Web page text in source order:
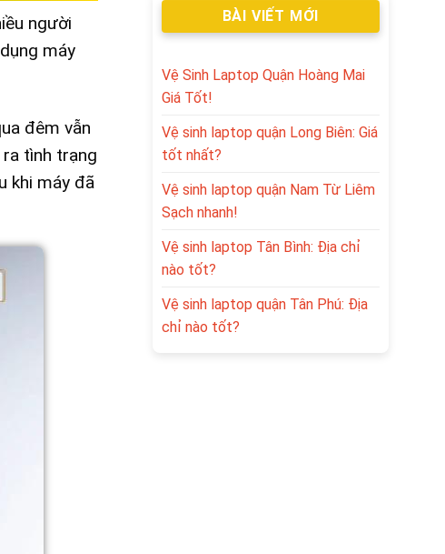
người
máy
đêm vẫn
tình trạng
khi máy đã
BÀI VIẾT MỚI
Vệ Sinh Laptop Quận Hoàng Mai
Giá Tốt!
Vệ sinh laptop quận Long Biên: Giá
tốt nhất?
Vệ sinh laptop quận Nam Từ Liêm
Sạch nhanh!
Vệ sinh laptop Tân Bình: Địa chỉ
nào tốt?
Vệ sinh laptop quận Tân Phú: Địa
chỉ nào tốt?